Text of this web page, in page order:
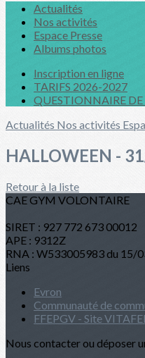
Actualités
Nos activités
Espace Presse
Albums photos
Inscription en ligne
TARIFS 2026-2027
QUESTIONNAIRE DE
Actualités Nos activités
HALLOWEEN -
Retour à la liste
CAE GYM VOLONTAIRE
SIRET : 927 772 673 00012
APE : 9312Z
RNA : W533005983 du 15/
Liens
Evron
Communauté de
FFEPGV - Site
Nous contacter ou déposer